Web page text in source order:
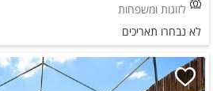
לזוגות ומשפחות
לא נבחרו תאריכים